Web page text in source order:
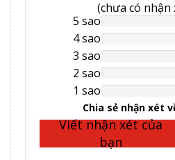
(chưa có nhận
5 saoNAN%
Complete
4 saoNAN%
Complete
3 saoNAN%
Complete
2 saoNAN%
Complete
1 saoNAN%
Complete
Chia sẻ nhận xét
Viết nhận xét của
bạn